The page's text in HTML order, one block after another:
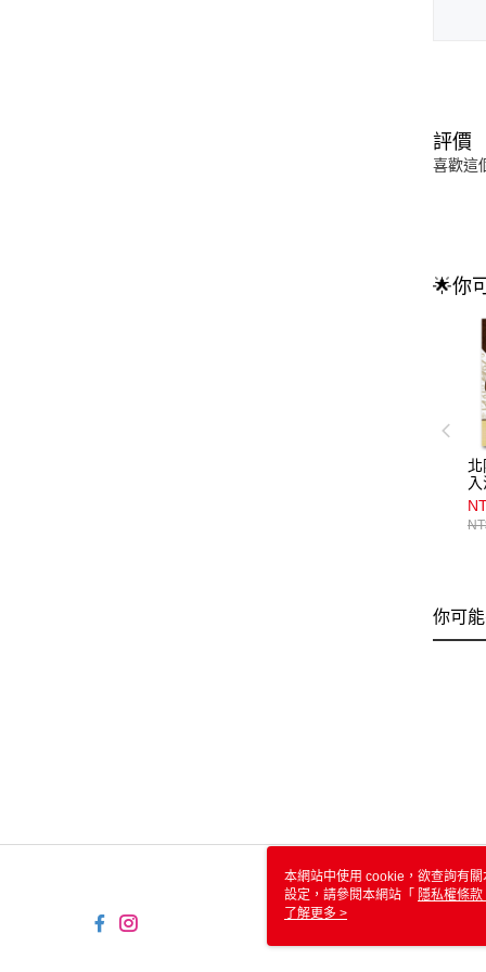
評價
喜歡這
🌟你
北
你可
本網站中使用 cookie，欲查詢有
設定，請參閱本網站「 隱私權條款
使用 cookie。
了解更多 >